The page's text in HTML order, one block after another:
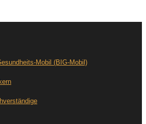
Mobil (BIG-Mobil)